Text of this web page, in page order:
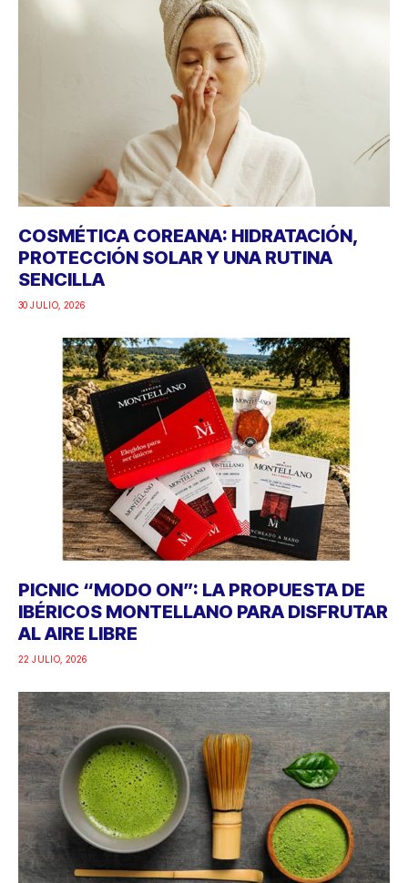
COSMÉTICA COREANA: HIDRATACIÓN,
PROTECCIÓN SOLAR Y UNA RUTINA
SENCILLA
30 JULIO, 2026
PICNIC “MODO ON”: LA PROPUESTA DE
IBÉRICOS MONTELLANO PARA DISFRUTAR
AL AIRE LIBRE
22 JULIO, 2026